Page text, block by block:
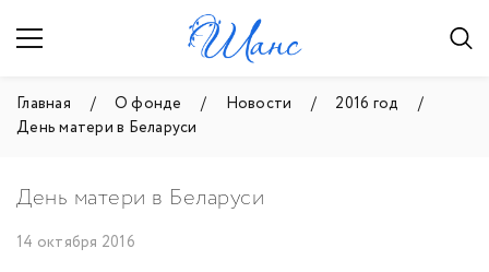
Главная О фонде Новости
2016 год
День матери в Беларуси
День матери в Беларуси
14 октября 2016